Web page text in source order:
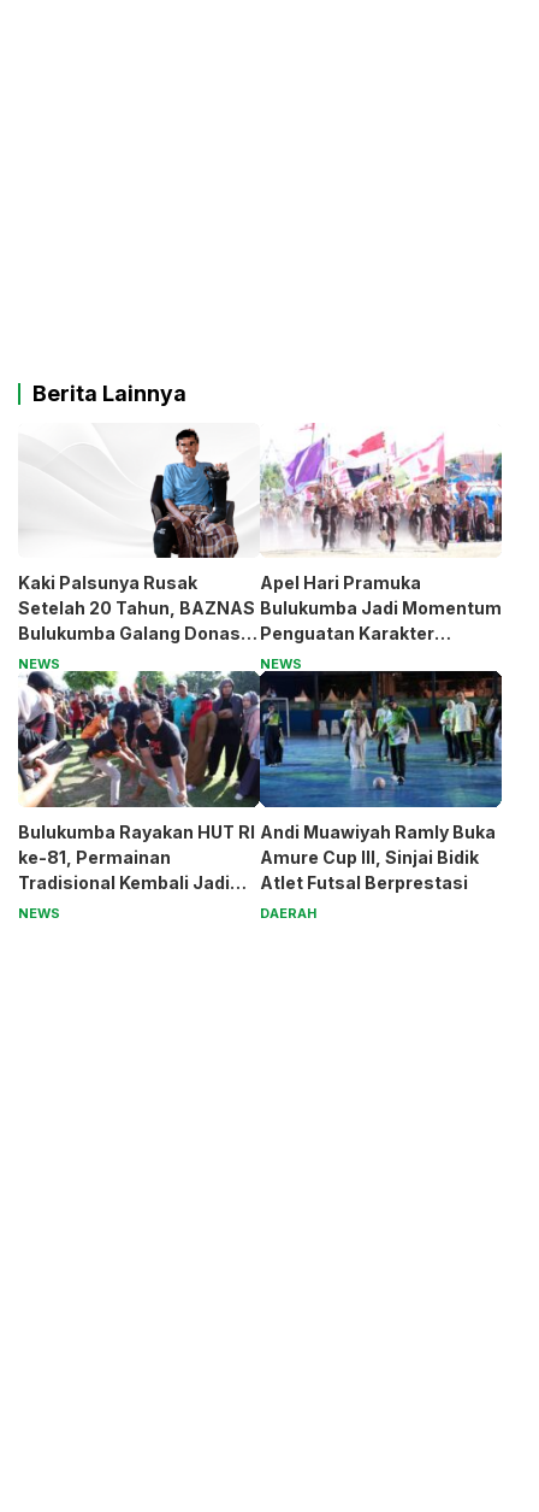
Berita Lainnya
Kaki Palsunya Rusak
Setelah 20 Tahun, BAZNAS
Bulukumba Galang Donasi
untuk Pak Pardi
NEWS
Apel Hari Pramuka
Bulukumba Jadi Momentum
Penguatan Karakter
Generasi Muda
NEWS
Bulukumba Rayakan HUT RI
ke-81, Permainan
Tradisional Kembali Jadi
Magnet
NEWS
Andi Muawiyah Ramly Buka
Amure Cup III, Sinjai Bidik
Atlet Futsal Berprestasi
DAERAH